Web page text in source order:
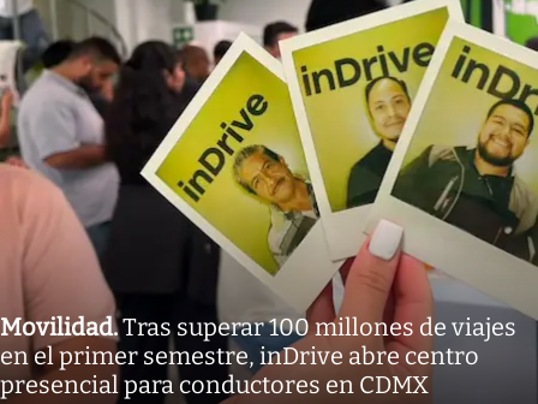
Movilidad.Tras superar 100 millones de viajes
en el primer semestre, inDrive abre centro
presencial para conductores en CDMX